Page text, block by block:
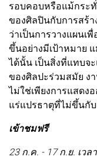
รอบคอบหรือแม้กระ
ของศิลปินกับการสร้า
ว่าเป็นการวางแผนเ
ขึ้นอย่างมีเป้าหมาย
ได้นั้น เป็นสิ่งที่แทบจ
ของศิลปะร่วมสมัย ง
ไม่ใช่เพียงการแสดง
แร่แปรธาตุที่ไม่ขึ้นกั
เข้าชมฟรี
23 ก.ค. - 17 ก.ย. เว